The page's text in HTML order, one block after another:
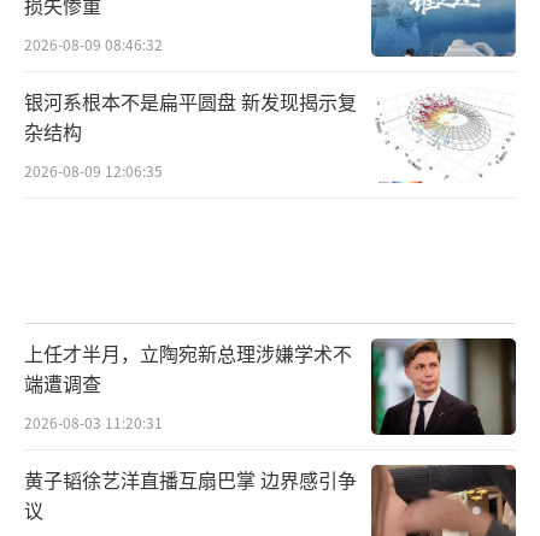
2026-08-09 08:46:32
银河系根本不是扁平圆盘 新发现揭示复
杂结构
2026-08-09 12:06:35
上任才半月，立陶宛新总理涉嫌学术不
端遭调查
2026-08-03 11:20:31
黄子韬徐艺洋直播互扇巴掌 边界感引争
议